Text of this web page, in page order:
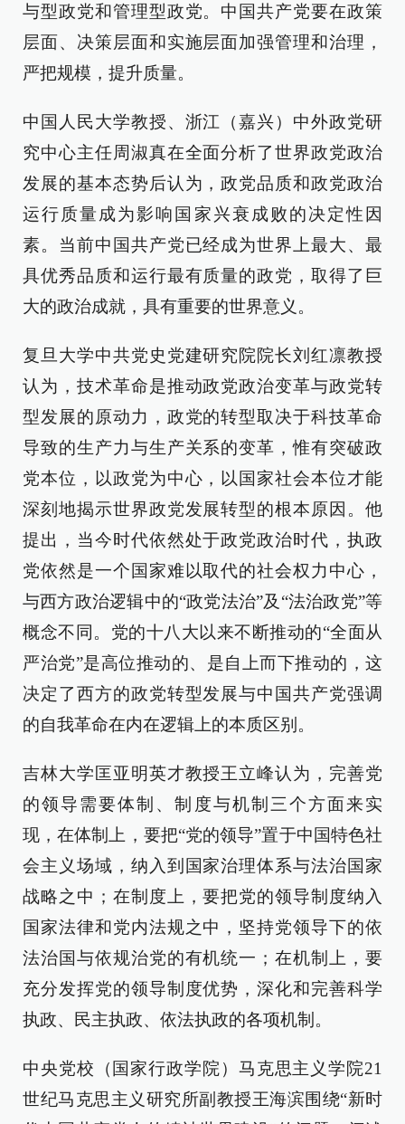
与型政党和管理型政党。中国共产党要在政策
层面、决策层面和实施层面加强管理和治理，
严把规模，提升质量。
中国人民大学教授、浙江（嘉兴）中外政党研
究中心主任周淑真在全面分析了世界政党政治
发展的基本态势后认为，政党品质和政党政治
运行质量成为影响国家兴衰成败的决定性因
素。当前中国共产党已经成为世界上最大、最
具优秀品质和运行最有质量的政党，取得了巨
大的政治成就，具有重要的世界意义。
复旦大学中共党史党建研究院院长刘红凛教授
认为，技术革命是推动政党政治变革与政党转
型发展的原动力，政党的转型取决于科技革命
导致的生产力与生产关系的变革，惟有突破政
党本位，以政党为中心，以国家社会本位才能
深刻地揭示世界政党发展转型的根本原因。他
提出，当今时代依然处于政党政治时代，执政
党依然是一个国家难以取代的社会权力中心，
与西方政治逻辑中的“政党法治”及“法治政党”等
概念不同。党的十八大以来不断推动的“全面从
严治党”是高位推动的、是自上而下推动的，这
决定了西方的政党转型发展与中国共产党强调
的自我革命在内在逻辑上的本质区别。
吉林大学匡亚明英才教授王立峰认为，完善党
的领导需要体制、制度与机制三个方面来实
现，在体制上，要把“党的领导”置于中国特色社
会主义场域，纳入到国家治理体系与法治国家
战略之中；在制度上，要把党的领导制度纳入
国家法律和党内法规之中，坚持党领导下的依
法治国与依规治党的有机统一；在机制上，要
充分发挥党的领导制度优势，深化和完善科学
执政、民主执政、依法执政的各项机制。
中央党校（国家行政学院）马克思主义学院21
世纪马克思主义研究所副教授王海滨围绕“新时